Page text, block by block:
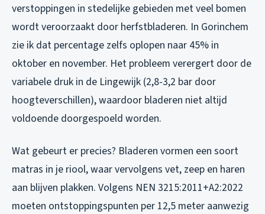
verstoppingen in stedelijke gebieden met veel bomen
wordt veroorzaakt door herfstbladeren. In Gorinchem
zie ik dat percentage zelfs oplopen naar 45% in
oktober en november. Het probleem verergert door de
variabele druk in de Lingewijk (2,8-3,2 bar door
hoogteverschillen), waardoor bladeren niet altijd
voldoende doorgespoeld worden.
Wat gebeurt er precies? Bladeren vormen een soort
matras in je riool, waar vervolgens vet, zeep en haren
aan blijven plakken. Volgens NEN 3215:2011+A2:2022
moeten ontstoppingspunten per 12,5 meter aanwezig